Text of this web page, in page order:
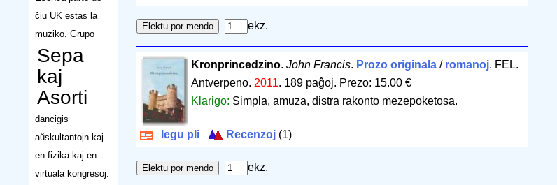
ĉiu UK estas la
muziko. Grupo
Sepa
kaj
Asorti
dancigis
aŭskultantojn kaj
en fizika kaj en
virtuala kongresoj.
ekz.
Kronprincedzino.John Francis. Prozo originala / romanoj. FEL.
Antverpeno. 2011. 189 paĝoj. Prezo: 15.00 €
Klarigo: Simpla, amuza, distra rakonto mezepoketosa.
legu pli Recenzoj (1)
ekz.